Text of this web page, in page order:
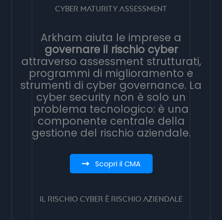
Cyber Maturity Assessment
Arkham aiuta le imprese a
governare il rischio cyber
attraverso assessment strutturati,
programmi di miglioramento e
strumenti di cyber governance. La
cyber security non è solo un
problema tecnologico: è una
componente centrale della
gestione del rischio aziendale.
Scopri il CMA
Il rischio cyber è rischio aziendale